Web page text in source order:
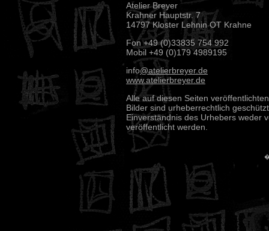
Atelier Breyer
Krahner Hauptstr. 7
14797 Kloster Lehnin OT Krahne
Fon +49 (0)33835 754 992
Mobil +49 (0)179 4989195
info@atelierbreyer.de
www.atelierbreyer.de
Alle auf diesen Seiten
Bilder sind urheberrechtlich
Einverständnis des Urhebers weder
veröffentlicht werden.
�